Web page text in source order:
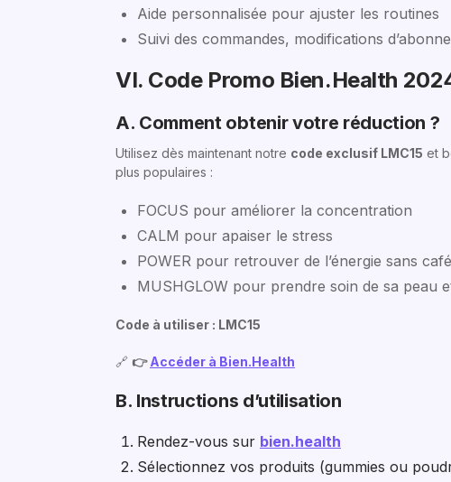
Aide personnalisée pour ajuster les routines
Suivi des commandes, modifications
VI. Code Promo Bien.Health
A. Comment obtenir votre réduction ?
Utilisez dès maintenant notre code exclusif LMC15 et
plus populaires :
FOCUS pour améliorer la concentration
CALM pour apaiser le stress
POWER pour retrouver de l’énergie sans
MUSHGLOW pour prendre soin de sa peau
Code à utiliser : LMC15
🔗 👉Accéder à Bien.Health
B. Instructions d’utilisation
Rendez-vous sur bien.health
Sélectionnez vos produits (gummies ou